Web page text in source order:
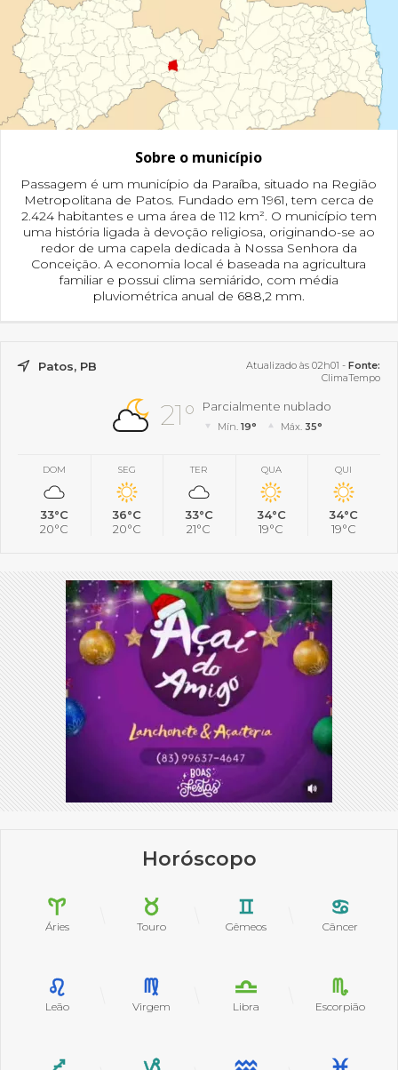
Sobre o município
Passagem é um município da Paraíba, situado na Região
Metropolitana de Patos. Fundado em 1961, tem cerca de
2.424 habitantes e uma área de 112 km². O município tem
uma história ligada à devoção religiosa, originando-se ao
redor de uma capela dedicada à Nossa Senhora da
Conceição. A economia local é baseada na agricultura
familiar e possui clima semiárido, com média
pluviométrica anual de 688,2 mm.
Patos, PB Atualizado às 02h01 - Fonte:
ClimaTempo
21° Parcialmente nublado
Mín.19° Máx. 35°
DOM
33°C
20°C
SEG
36°C
20°C
TER
33°C
21°C
QUA
34°C
19°C
QUI
34°C
19°C
Horóscopo
Áries Touro Gêmeos Câncer
Leão Virgem Libra Escorpião